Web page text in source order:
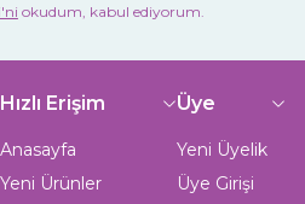
okudum, kabul ediyorum.
Hızlı Erişim
Anasayfa
Yeni Ürünler
Üye
Yeni Üyelik
Üye Girişi